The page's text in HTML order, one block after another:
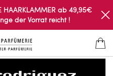
HAARKLAMMER ab 49,95€
der Vorrat reicht !